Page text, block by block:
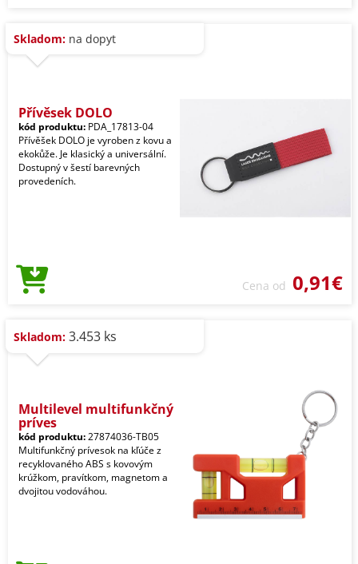
Skladom: na dopyt
Přívěsek DOLO
kód produktu: PDA_17813-04
Přívěšek DOLO je vyroben z kovu a
ekokůže. Je klasický a universální.
Dostupný v šestí barevných
provedeních.
Cena od 0,91€
Skladom: 3.453 ks
Multilevel multifunkčný
príves
kód produktu:27874036-TB05
Multifunkčný prívesok na kľúče z
recyklovaného ABS s kovovým
krúžkom, pravítkom, magnetom a
dvojitou vodováhou.